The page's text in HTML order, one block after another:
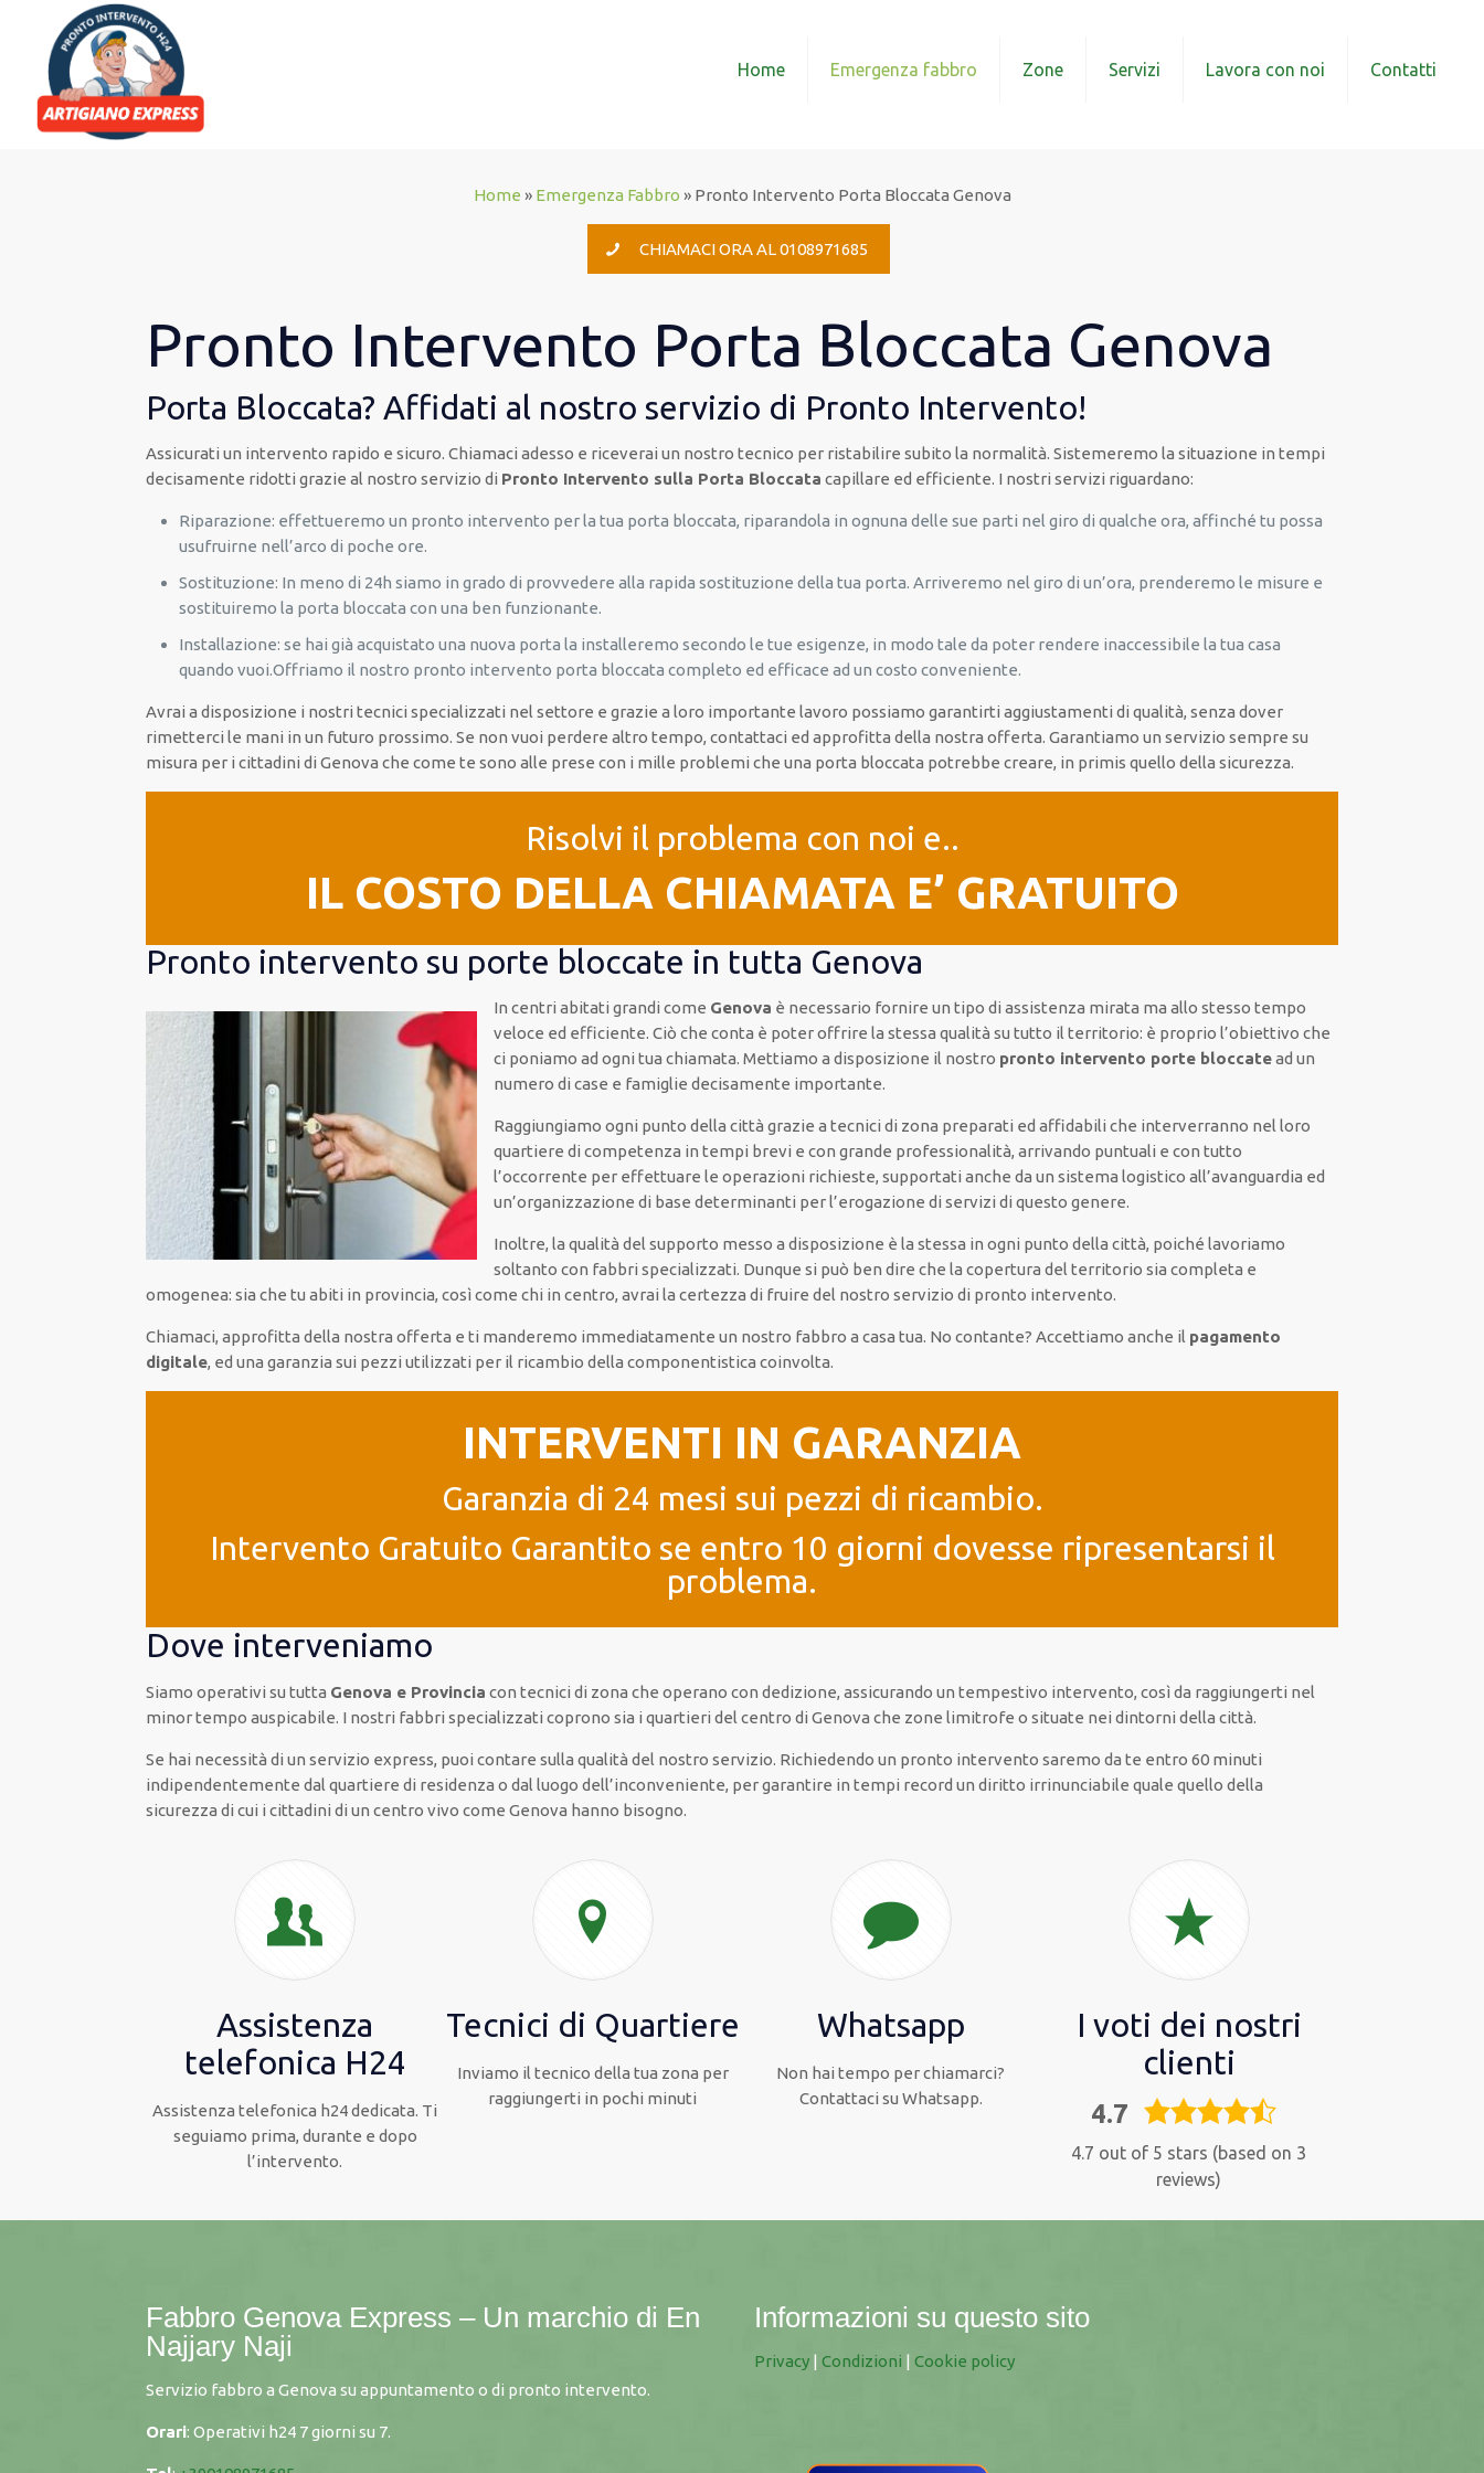
Home Emergenza fabbro Zone Servizi Lavora con noi Contatti
Home » Emergenza Fabbro » Pronto Intervento Porta Bloccata Genova
CHIAMACI ORA AL 0108971685
Pronto Intervento Porta Bloccata Genova
Porta Bloccata? Affidati al nostro servizio di Pronto Intervento!
Assicurati un intervento rapido e sicuro. Chiamaci adesso e riceverai un nostro tecnico per ristabilire subito la normalità. Sistemeremo la situazione in tempi
decisamente ridotti grazie al nostro servizio di Pronto Intervento sulla Porta Bloccata capillare ed efficiente. I nostri servizi riguardano:
Riparazione: effettueremo un pronto intervento per la tua porta bloccata, riparandola in ognuna delle sue parti nel giro di qualche ora, affinché tu possa
usufruirne nell’arco di poche ore.
Sostituzione: In meno di 24h siamo in grado di provvedere alla rapida sostituzione della tua porta. Arriveremo nel giro di un’ora, prenderemo le misure e
sostituiremo la porta bloccata con una ben funzionante.
Installazione: se hai già acquistato una nuova porta la installeremo secondo le tue esigenze, in modo tale da poter rendere inaccessibile la tua casa
quando vuoi.Offriamo il nostro pronto intervento porta bloccata completo ed efficace ad un costo conveniente.
Avrai a disposizione i nostri tecnici specializzati nel settore e grazie a loro importante lavoro possiamo garantirti aggiustamenti di qualità, senza dover
rimetterci le mani in un futuro prossimo. Se non vuoi perdere altro tempo, contattaci ed approfitta della nostra offerta. Garantiamo un servizio sempre su
misura per i cittadini di Genova che come te sono alle prese con i mille problemi che una porta bloccata potrebbe creare, in primis quello della sicurezza.
Risolvi il problema con noi e..
IL COSTO DELLA CHIAMATA E’ GRATUITO
Pronto intervento su porte bloccate in tutta Genova
In centri abitati grandi come Genova è necessario fornire un tipo di assistenza mirata ma allo stesso tempo
veloce ed efficiente. Ciò che conta è poter offrire la stessa qualità su tutto il territorio: è proprio l’obiettivo che
ci poniamo ad ogni tua chiamata. Mettiamo a disposizione il nostro pronto intervento porte bloccatead un
numero di case e famiglie decisamente importante.
Raggiungiamo ogni punto della città grazie a tecnici di zona preparati ed affidabili che interverranno nel loro
quartiere di competenza in tempi brevi e con grande professionalità, arrivando puntuali e con tutto
l’occorrente per effettuare le operazioni richieste, supportati anche da un sistema logistico all’avanguardia ed
un’organizzazione di base determinanti per l’erogazione di servizi di questo genere.
Inoltre, la qualità del supporto messo a disposizione è la stessa in ogni punto della città, poiché lavoriamo
soltanto con fabbri specializzati. Dunque si può ben dire che la copertura del territorio sia completa e
omogenea: sia che tu abiti in provincia, così come chi in centro, avrai la certezza di fruire del nostro servizio di pronto intervento.
Chiamaci, approfitta della nostra offerta e ti manderemo immediatamente un nostro fabbro a casa tua. No contante? Accettiamo anche il pagamento
digitale, ed una garanzia sui pezzi utilizzati per il ricambio della componentistica coinvolta.
INTERVENTI IN GARANZIA
Garanzia di 24 mesi sui pezzi di ricambio.
Intervento Gratuito Garantito se entro 10 giorni dovesse ripresentarsi il
problema.
Dove interveniamo
Siamo operativi su tutta Genova e Provincia con tecnici di zona che operano con dedizione, assicurando un tempestivo intervento, così da raggiungerti nel
minor tempo auspicabile. I nostri fabbri specializzati coprono sia i quartieri del centro di Genova che zone limitrofe o situate nei dintorni della città.
Se hai necessità di un servizio express, puoi contare sulla qualità del nostro servizio. Richiedendo un pronto intervento saremo da te entro 60 minuti
indipendentemente dal quartiere di residenza o dal luogo dell’inconveniente, per garantire in tempi record un diritto irrinunciabile quale quello della
sicurezza di cui i cittadini di un centro vivo come Genova hanno bisogno.
Assistenza
telefonica H24
Assistenza telefonica h24 dedicata. Ti
seguiamo prima, durante e dopo
l’intervento.
Tecnici di Quartiere
Inviamo il tecnico della tua zona per
raggiungerti in pochi minuti
Whatsapp
Non hai tempo per chiamarci?
Contattaci su Whatsapp.
I voti dei nostri
clienti
4.7
4,7
4.7 out of 5 stars (based on 3
reviews)
Fabbro Genova Express – Un marchio di En
Najjary Naji
Servizio fabbro a Genova su appuntamento o di pronto intervento.
Orari: Operativi h24 7 giorni su 7.
Informazioni su questo sito
Privacy | Condizioni | Cookie policy